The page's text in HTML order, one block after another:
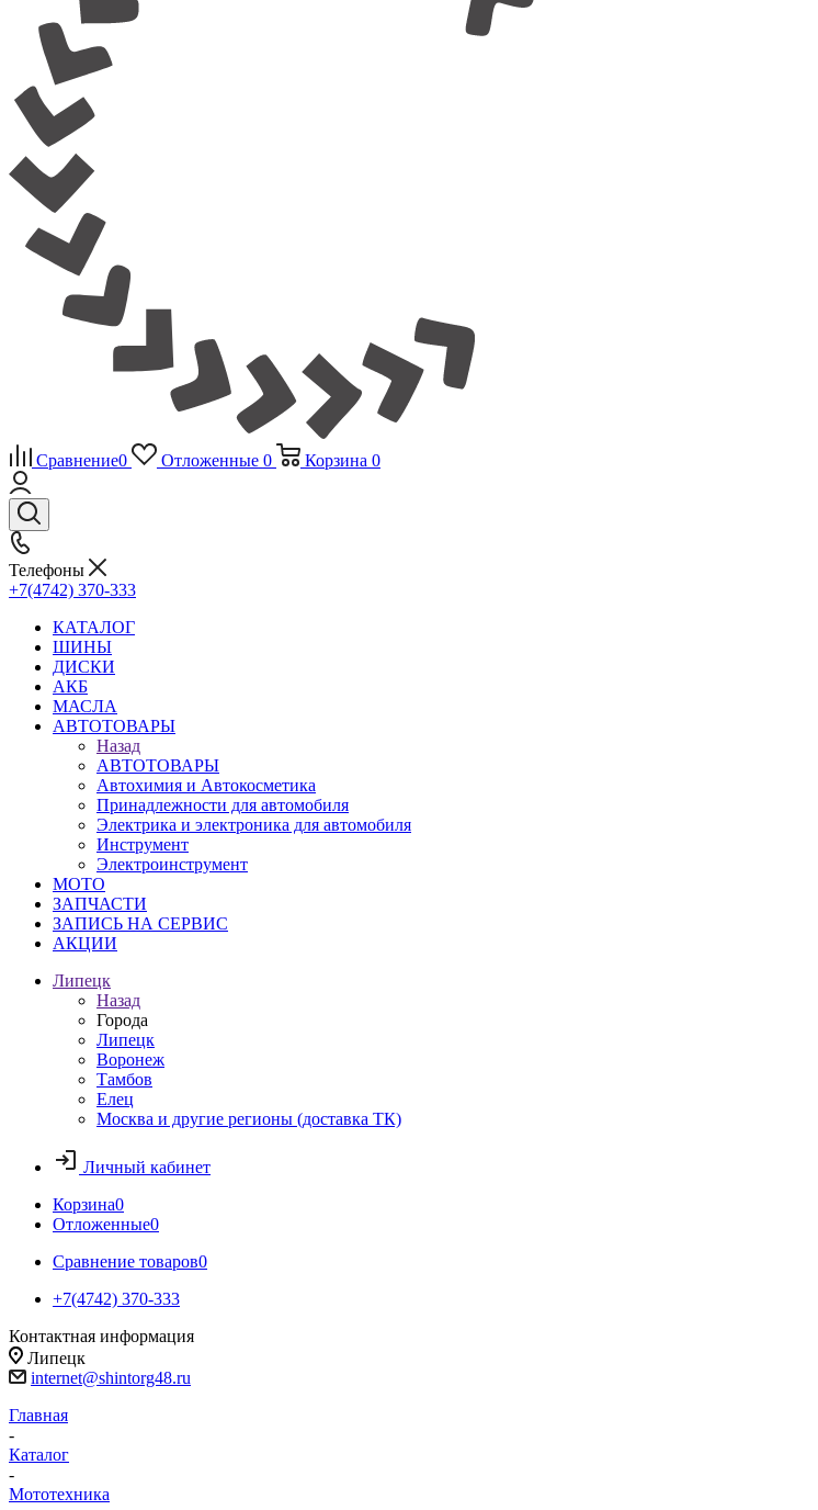
Сравнение0 Отложенные 0 Корзина 0
Телефоны
+7(4742) 370-333
КАТАЛОГ
ШИНЫ
ДИСКИ
АКБ
МАСЛА
АВТОТОВАРЫ
Назад
АВТОТОВАРЫ
Автохимия и Автокосметика
Принадлежности для автомобиля
Электрика и электроника для автомобиля
Инструмент
Электроинструмент
МОТО
ЗАПЧАСТИ
ЗАПИСЬ НА СЕРВИС
АКЦИИ
Липецк
Назад
Города
Липецк
Воронеж
Тамбов
Елец
Москва и другие регионы (доставка ТК)
Личный кабинет
Корзина0
Отложенные0
Сравнение товаров0
+7(4742) 370-333
Контактная информация
Липецк
internet@shintorg48.ru
Главная
-
Каталог
-
Мототехника